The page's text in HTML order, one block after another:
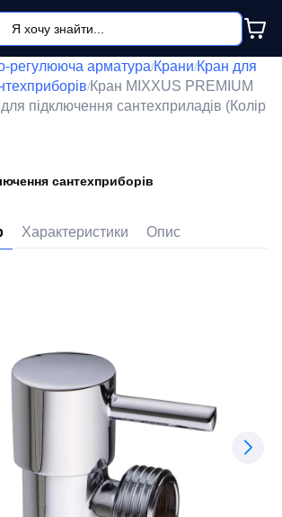
регулююча арматура/Крани/Кран для
/Кран MIXXUS PREMIUM
підключення сантехприладів (Колір
сантехприборів
Характеристики Опис